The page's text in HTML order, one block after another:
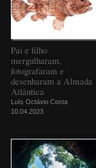
Pai e filho
mergulharam,
fotografaram e
desenharam a Almada
Atlântica
Luís Octávio Costa
10.04.2023